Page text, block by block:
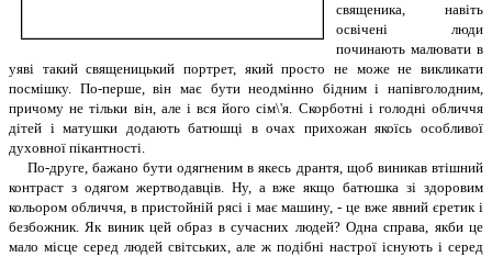
священика, навіть
освічені люди
починають малювати в
уяві такий священицький портрет, який просто не може не викликати
посмішку. По-перше, він має бути неодмінно бідним і напівголодним,
причому не тільки він, але і вся його сім\'я. Скорботні і голодні обличчя
дітей і матушки додають батюшці в очах прихожан якоїсь особливої
духовної пікантності.
По-друге, бажано бути одягненим в якесь дрантя, щоб виникав втішний
контраст з одягом жертводавців. Ну, а вже якщо батюшка зі здоровим
кольором обличчя, в пристойній рясі і має машину, - це вже явний єретик і
безбожник. Як виник цей образ в сучасних людей? Одна справа, якби це
мало місце серед людей світських, але ж подібні настрої існують і серед